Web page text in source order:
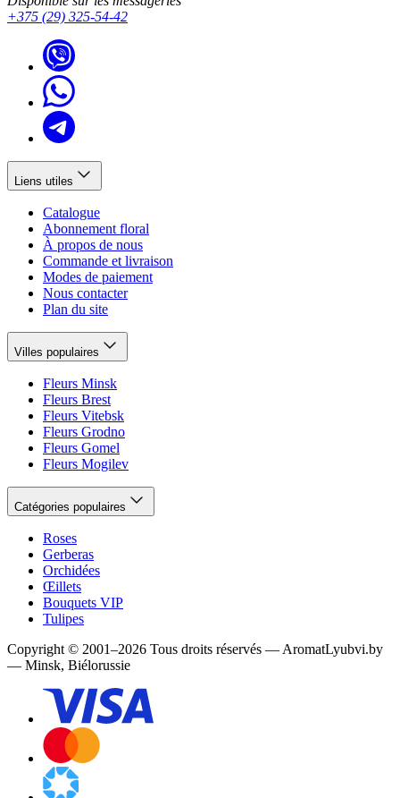
+375 (29) 325-54-42
Liens utiles
Catalogue
Abonnement floral
À propos de nous
Commande et livraison
Modes de paiement
Nous contacter
Plan du site
Villes populaires
Fleurs Minsk
Fleurs Brest
Fleurs Vitebsk
Fleurs Grodno
Fleurs Gomel
Fleurs Mogilev
Catégories populaires
Roses
Gerberas
Orchidées
Œillets
Bouquets VIP
Tulipes
Copyright © 2001–2026 Tous droits réservés — AromatLyubvi.by
— Minsk, Biélorussie